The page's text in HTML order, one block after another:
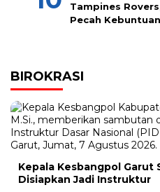
Tampines
Pecah
BIROKRASI
Kepala Kesbangpol Garut
Disiapkan Jadi Instruktur